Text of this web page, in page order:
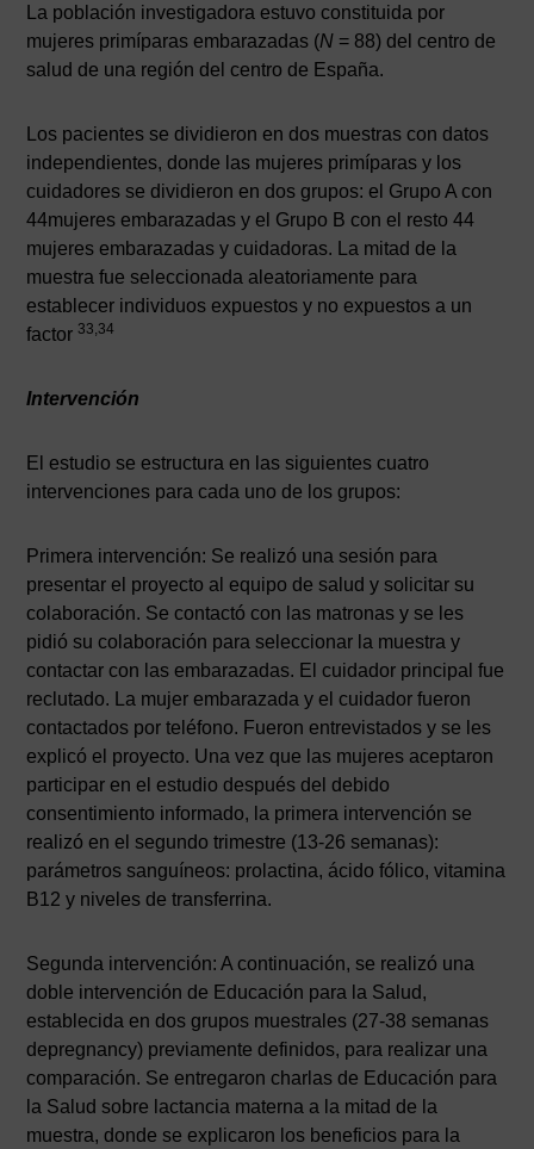
La población investigadora estuvo constituida por
mujeres primíparas embarazadas (N = 88) del centro de
salud de una región del centro de España.
Los pacientes se dividieron en dos muestras con datos
independientes, donde las mujeres primíparas y los
cuidadores se dividieron en dos grupos: el Grupo A con
44mujeres embarazadas y el Grupo B con el resto 44
mujeres embarazadas y cuidadoras. La mitad de la
muestra fue seleccionada aleatoriamente para
establecer individuos expuestos y no expuestos a un
factor 33,34
Intervención
El estudio se estructura en las siguientes cuatro
intervenciones para cada uno de los grupos:
Primera intervención: Se realizó una sesión para
presentar el proyecto al equipo de salud y solicitar su
colaboración. Se contactó con las matronas y se les
pidió su colaboración para seleccionar la muestra y
contactar con las embarazadas. El cuidador principal fue
reclutado. La mujer embarazada y el cuidador fueron
contactados por teléfono. Fueron entrevistados y se les
explicó el proyecto. Una vez que las mujeres aceptaron
participar en el estudio después del debido
consentimiento informado, la primera intervención se
realizó en el segundo trimestre (13-26 semanas):
parámetros sanguíneos: prolactina, ácido fólico, vitamina
B12 y niveles de transferrina.
Segunda intervención: A continuación, se realizó una
doble intervención de Educación para la Salud,
establecida en dos grupos muestrales (27-38 semanas
depregnancy) previamente definidos, para realizar una
comparación. Se entregaron charlas de Educación para
la Salud sobre lactancia materna a la mitad de la
muestra, donde se explicaron los beneficios para la